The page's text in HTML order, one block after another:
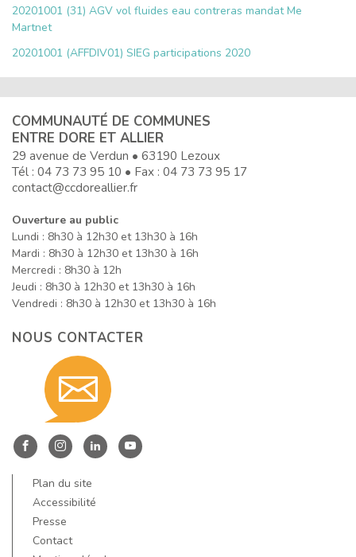
20201001 (31) AGV vol fluides eau contreras mandat Me
Martnet
20201001 (AFFDIV01) SIEG participations 2020
COMMUNAUTÉ DE COMMUNES
ENTRE DORE ET ALLIER
29 avenue de Verdun • 63190 Lezoux
Tél : 04 73 73 95 10 • Fax : 04 73 73 95 17
contact@ccdoreallier.fr
Ouverture au public
Lundi : 8h30 à 12h30 et 13h30 à 16h
Mardi : 8h30 à 12h30 et 13h30 à 16h
Mercredi : 8h30 à 12h
Jeudi : 8h30 à 12h30 et 13h30 à 16h
Vendredi : 8h30 à 12h30 et 13h30 à 16h
NOUS CONTACTER
nous
Entre
Allier
sur
Entre
Allier
sur
Entre Entre
Plan du site
Accessibilité
Presse
Contact